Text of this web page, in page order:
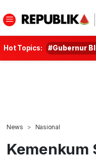
Hot Topics: #Gubernur
News Nasional
Kemenkum